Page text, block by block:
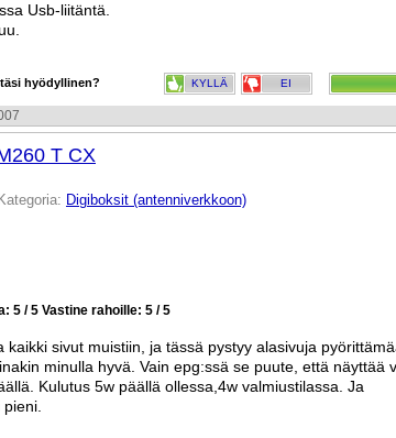
Usb-liitäntä.
hyödyllinen? KYLLÄ EI
T CX
Kategoria: Digiboksit (antenniverkkoon)
5 / 5 Vastine rahoille: 5 / 5
kaikki sivut muistiin, ja tässä pystyy alasivuja
minulla hyvä. Vain epg:ssä se puute, että näyttää
Kulutus 5w päällä ollessa,4w valmiustilassa. Ja